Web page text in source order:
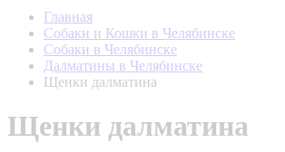
Главная
Собаки и Кошки в Челябинске
Собаки в Челябинске
Далматины в Челябинске
Щенки далматина
Щенки далматина